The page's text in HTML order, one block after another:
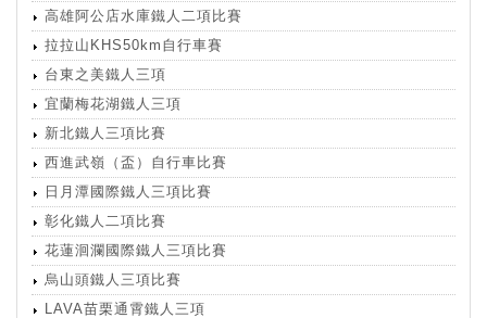
高雄阿公店水庫鐵人二項比賽
拉拉山KHS50km自行車賽
台東之美鐵人三項
宜蘭梅花湖鐵人三項
新北鐵人三項比賽
西進武嶺（盃）自行車比賽
日月潭國際鐵人三項比賽
彰化鐵人二項比賽
花蓮洄瀾國際鐵人三項比賽
烏山頭鐵人三項比賽
LAVA苗栗通霄鐵人三項